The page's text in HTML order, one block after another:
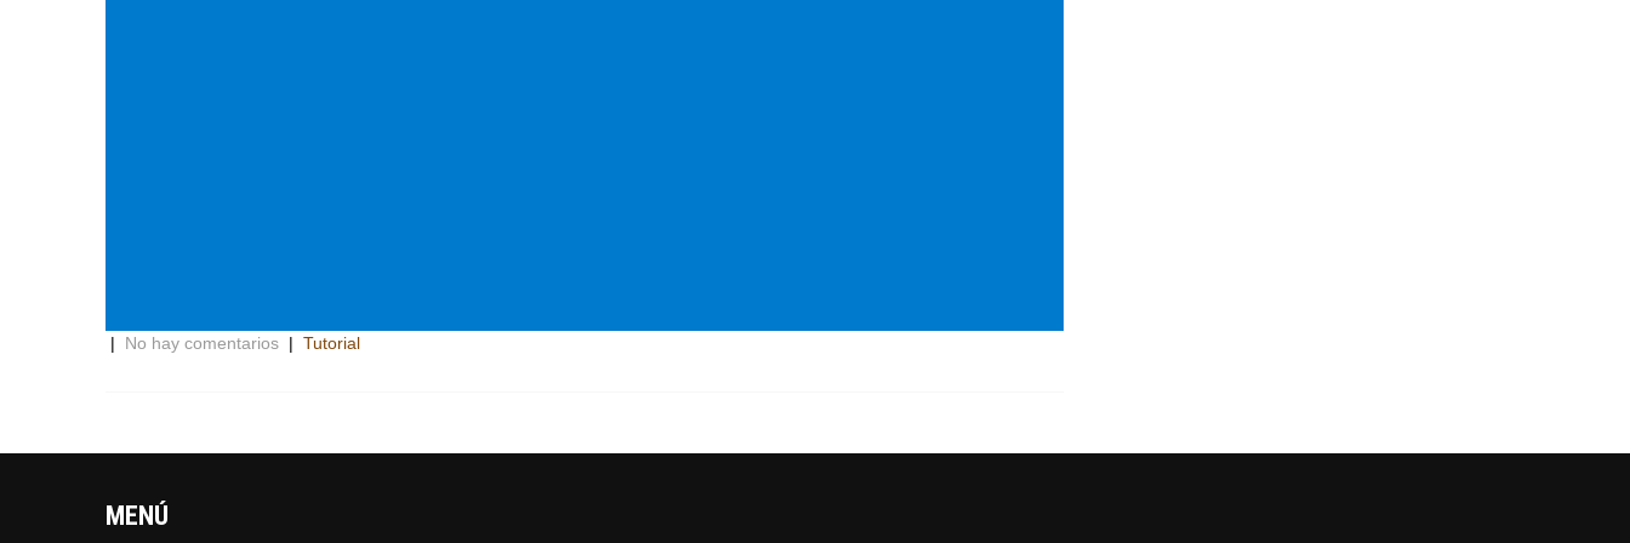
| No hay comentarios | Tutorial
MENÚ